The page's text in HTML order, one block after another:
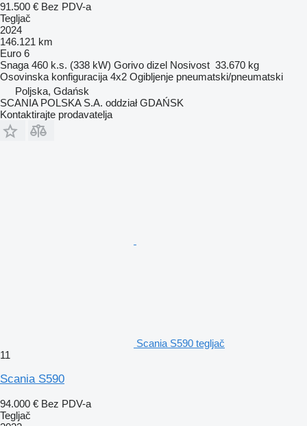
91.500 € Bez PDV-a
Tegljač
2024
146.121 km
Euro 6
Snaga 460 k.s. (338 kW) Gorivo dizel Nosivost 33.670 kg
Osovinska konfiguracija 4x2 Ogibljenje pneumatski/pneumatski
Poljska, Gdańsk
SCANIA POLSKA S.A. oddział GDAŃSK
Kontaktirajte prodavatelja
Scania S590 tegljač
11
Scania S590
94.000 € Bez PDV-a
Tegljač